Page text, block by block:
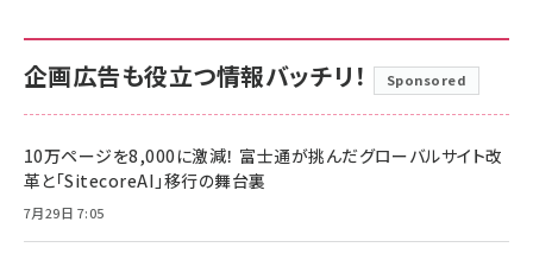
企画広告も役立つ情報バッチリ！ Sponsored
10万ページを8,000に激減！ 富士通が挑んだグローバルサイト改
革と「SitecoreAI」移行の舞台裏
7月29日 7:05